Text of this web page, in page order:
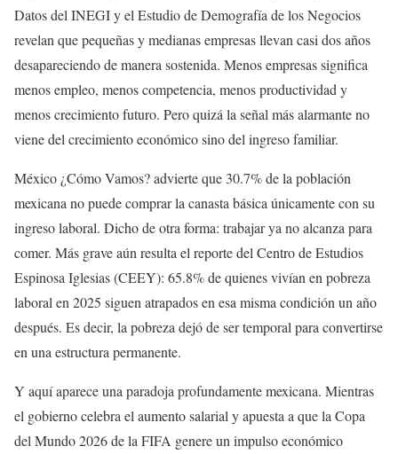
Datos del INEGI y el Estudio de Demografía de los Negocios
revelan que pequeñas y medianas empresas llevan casi dos años
desapareciendo de manera sostenida. Menos empresas significa
menos empleo, menos competencia, menos productividad y
menos crecimiento futuro. Pero quizá la señal más alarmante no
viene del crecimiento económico sino del ingreso familiar.
México ¿Cómo Vamos? advierte que 30.7% de la población
mexicana no puede comprar la canasta básica únicamente con su
ingreso laboral. Dicho de otra forma: trabajar ya no alcanza para
comer. Más grave aún resulta el reporte del Centro de Estudios
Espinosa Iglesias (CEEY): 65.8% de quienes vivían en pobreza
laboral en 2025 siguen atrapados en esa misma condición un año
después. Es decir, la pobreza dejó de ser temporal para convertirse
en una estructura permanente.
Y aquí aparece una paradoja profundamente mexicana. Mientras
el gobierno celebra el aumento salarial y apuesta a que la Copa
del Mundo 2026 de la FIFA genere un impulso económico